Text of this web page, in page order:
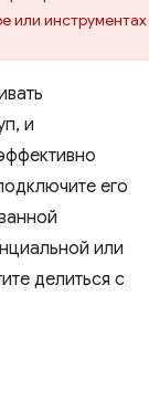
или инструментах
и
его
или
делиться с